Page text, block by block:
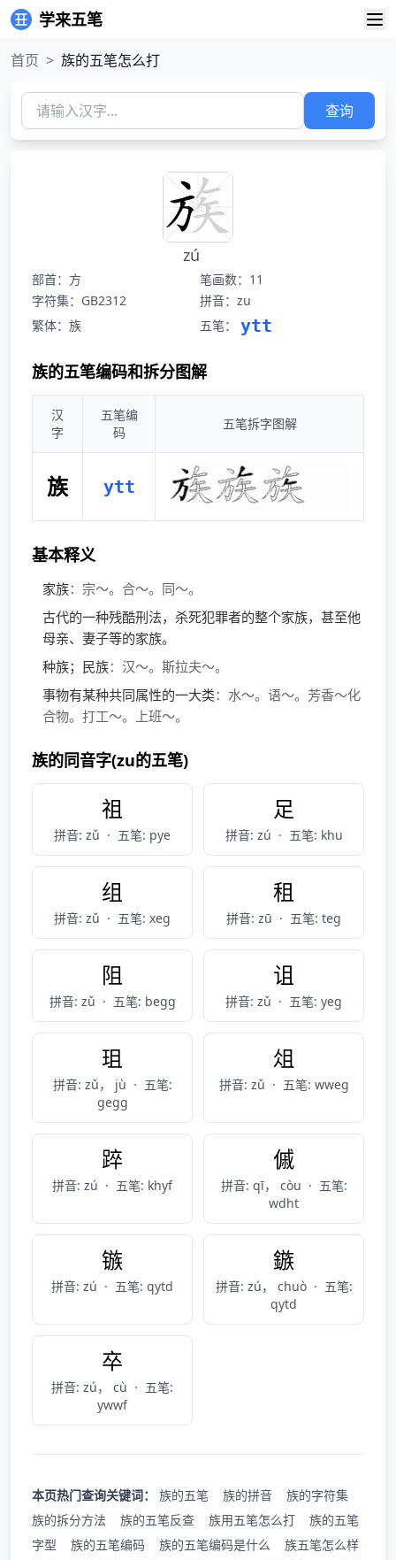
学来五笔
首页 > 族的五笔怎么打
查询
zú
部首：方
笔画数：11
字符集：GB2312
拼音：zu
繁体：族
五笔： ytt
族的五笔编码和拆分图解
汉
字
五笔编
码
五笔拆字图解
族 ytt
基本释义
家族：宗～。合～。同～。
古代的一种残酷刑法，杀死犯罪者的整个家族，甚至他
母亲、妻子等的家族。
种族；民族：汉～。斯拉夫～。
事物有某种共同属性的一大类：水～。语～。芳香～化
合物。打工～。上班～。
族的同音字(zu的五笔)
祖
拼音: zǔ · 五笔: pye
足
拼音: zú · 五笔: khu
组
拼音: zǔ · 五笔: xeg
租
拼音: zū · 五笔: teg
阻
拼音: zǔ · 五笔: begg
诅
拼音: zǔ · 五笔: yeg
珇
拼音: zǔ， jù · 五笔:
gegg
俎
拼音: zǔ · 五笔: wweg
踤
拼音: zú · 五笔: khyf
傶
拼音: qī， còu · 五笔:
wdht
镞
拼音: zú · 五笔: qytd
鏃
拼音: zú， chuò · 五笔:
qytd
卒
拼音: zú， cù · 五笔:
ywwf
本页热门查询关键词： 族的五笔 族的拼音
族的字符集
族的拆分方法
族的五笔反查 族用五笔怎么打
族的五笔
字型
族的五笔编码 族的五笔编码是什么
族五笔怎么样